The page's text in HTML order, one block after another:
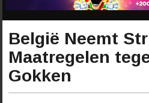
België Neemt
Maatregelen
Gokken